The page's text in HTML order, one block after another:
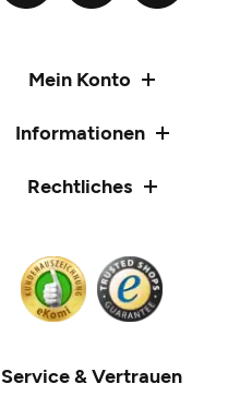
Mein Konto
Informationen
Rechtliches
Service & Vertrauen